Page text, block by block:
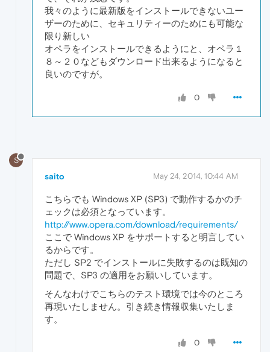
我々のように最新版をインストールできないユー
ザーのために、セキュリティーのためにも可能な
限り新しい
オペラをインストールできるようにと、オペラ１
８～２０などもダウンロード出来るようになると
良いのですが。
0
S
saito May 24, 2014, 10:44 AM
こちらでも Windows XP (SP3) で動作するかのチ
ェックは必須となっています。
http://www.opera.com/download/requirements/
ここで Windows XP をサポートすると明言してい
るからです。
ただし SP2 でインストールに失敗するのは既知の
問題で、SP3 の適用をお願いしています。
そんなわけでこちらのテスト環境では今のところ
再現いたしません。引き続き情報収集いたしま
す。
0